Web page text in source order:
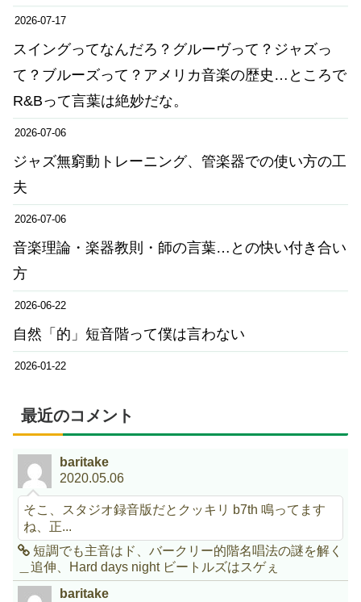
2026-07-17
スイングってなんだろ？グルーヴって？ジャズっ
て？ブルーズって？アメリカ音楽の歴史…ところで
R&Bって言葉は絶妙だな。
2026-07-06
ジャズ無窮動トレーニング、管楽器での使い方の工
夫
2026-07-06
音楽理論・楽器教則・師の言葉…との快い付き合い
方
2026-06-22
自然「的」短音階って僕は言わない
2026-01-22
最近のコメント
baritake
2020.05.06
そこ、スタジオ録音版だとクッキリ b7th 鳴ってます
ね、正...
短調でも主音はド、バークリー的階名唱法の謎を解く
＿追伸、Hard days night ビートルズはスゲぇ
baritake